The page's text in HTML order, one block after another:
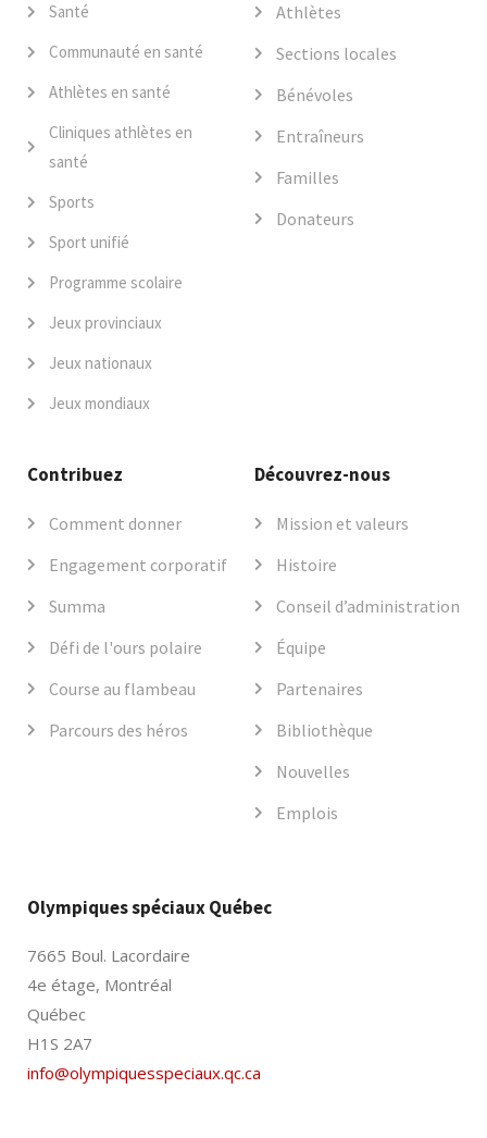
Santé
Communauté en santé
Athlètes en santé
Cliniques athlètes en
santé
Sports
Sport unifié
Programme scolaire
Jeux provinciaux
Jeux nationaux
Jeux mondiaux
Athlètes
Sections locales
Bénévoles
Entraîneurs
Familles
Donateurs
Contribuez
Comment donner
Engagement corporatif
Summa
Défi de l'ours polaire
Course au flambeau
Parcours des héros
Découvrez-nous
Mission et valeurs
Histoire
Conseil d’administration
Équipe
Partenaires
Bibliothèque
Nouvelles
Emplois
Olympiques spéciaux Québec
7665 Boul. Lacordaire
4e étage, Montréal
Québec
H1S 2A7
info@olympiquesspeciaux.qc.ca